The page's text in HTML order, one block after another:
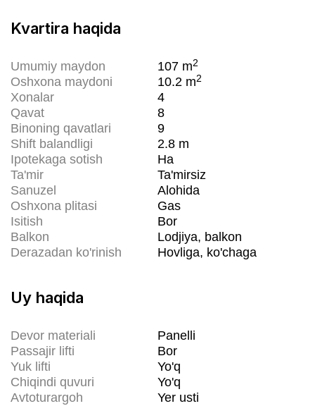
Kvartira haqida
Umumiy maydon 107 m2
Oshxona maydoni 10.2 m2
Xonalar
4
Qavat
8
Binoning qavatlari
9
Shift balandligi
2.8 m
Ipotekaga sotish
Ha
Ta'mir
Ta'mirsiz
Sanuzel
Alohida
Oshxona plitasi
Gas
Isitish
Bor
Balkon
Lodjiya, balkon
Derazadan ko'rinish
Hovliga, ko'chaga
Uy haqida
Devor materiali
Panelli
Passajir lifti
Bor
Yuk lifti
Yo'q
Chiqindi quvuri
Yo'q
Avtoturargoh
Yer usti